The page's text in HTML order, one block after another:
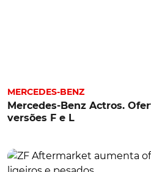
MERCEDES-BENZ
Mercedes-Benz Actros.
versões F e L